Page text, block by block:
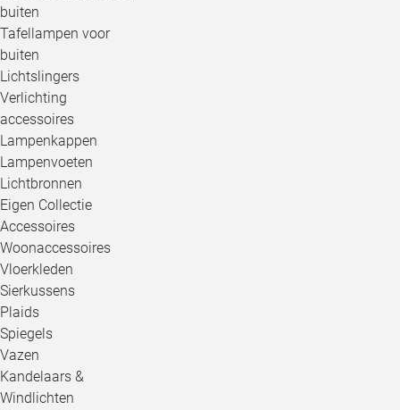
buiten
Tafellampen voor
buiten
Lichtslingers
Verlichting
accessoires
Lampenkappen
Lampenvoeten
Lichtbronnen
Eigen Collectie
Accessoires
Woonaccessoires
Vloerkleden
Sierkussens
Plaids
Spiegels
Vazen
Kandelaars &
Windlichten